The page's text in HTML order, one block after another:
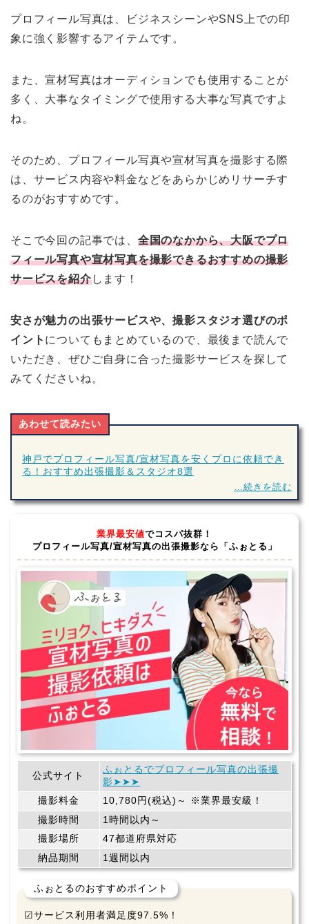
プロフィール写真は、ビジネスシーンやSNS上での印
象に強く影響するアイテムです。
また、宣材写真はオーディションでも使用することが
多く、大事なタイミングで使用する大事な写真ですよ
ね。
そのため、プロフィール写真や宣材写真を撮影する際
は、サービス内容や料金などをあらかじめリサーチす
るのがおすすめです。
そこで今回の記事では、 全国のなかから、大阪でプロ
フィール写真や宣材写真を撮影できるおすすめの撮影
サービスを紹介します！
安さが魅力の出張サービスや、撮影スタジオ選びのポ
イント についてもまとめているので、最後まで読んで
いただき、ぜひご自身に合った撮影サービスを探して
みてくださいね。
あわせて読みたい
神戸でプロフィール写真/宣材写真を安くプロに依頼でき
る！おすすめ出張撮影＆スタジオ8選
…続きを読む
業界最安値でコスパ抜群！
プロフィール写真/宣材写真の出張撮影なら「ふぉとる」
公式サイト
ふぉとるでプロフィール写真の出張撮
影➤➤➤
撮影料金
10,780円(税込)～ ※業界最安級！
撮影時間
1時間以内～
撮影場所
47都道府県対応
納品期間
1週間以内
ふぉとるのおすすめポイント
☑サービス利用者満足度97.5%！